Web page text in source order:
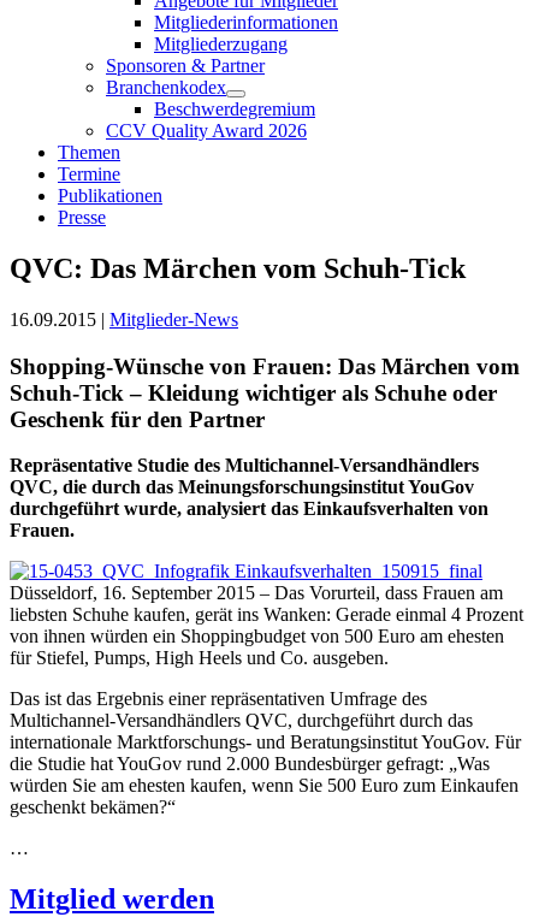
Mitgliederinformationen
Mitgliederzugang
Sponsoren & Partner
Branchenkodex
Beschwerdegremium
CCV Quality Award 2026
Themen
Termine
Publikationen
Presse
QVC: Das Märchen vom Schuh-Tick
16.09.2015 | Mitglieder-News
Shopping-Wünsche von Frauen: Das Märchen vom
Schuh-Tick – Kleidung wichtiger als Schuhe oder
Geschenk für den Partner
Repräsentative Studie des Multichannel-Versandhändlers
QVC, die durch das Meinungsforschungsinstitut YouGov
durchgeführt wurde, analysiert das Einkaufsverhalten von
Frauen.
Düsseldorf, 16. September 2015 – Das Vorurteil, dass Frauen am
liebsten Schuhe kaufen, gerät ins Wanken: Gerade einmal 4 Prozent
von ihnen würden ein Shoppingbudget von 500 Euro am ehesten
für Stiefel, Pumps, High Heels und Co. ausgeben.
Das ist das Ergebnis einer repräsentativen Umfrage des
Multichannel-Versandhändlers QVC, durchgeführt durch das
internationale Marktforschungs- und Beratungsinstitut YouGov. Für
die Studie hat YouGov rund 2.000 Bundesbürger gefragt: „Was
würden Sie am ehesten kaufen, wenn Sie 500 Euro zum Einkaufen
geschenkt bekämen?“
…
Mitglied werden